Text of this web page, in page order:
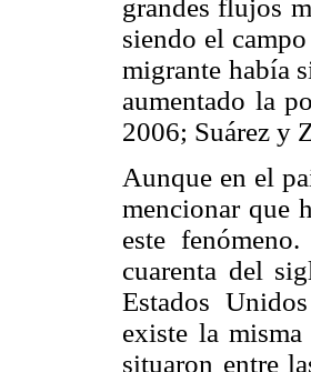
grandes flujos
siendo el
migrante había
aumentado la
2006; Suárez y
Aunque en el
mencionar que
este
cuarenta del
Estados
existe la
situaron entre